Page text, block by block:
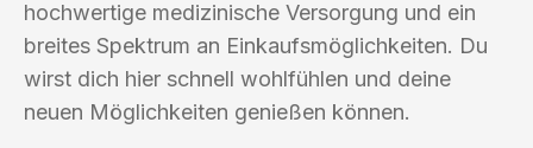
hochwertige medizinische Versorgung und ein
breites Spektrum an Einkaufsmöglichkeiten. Du
wirst dich hier schnell wohlfühlen und deine
neuen Möglichkeiten genießen können.